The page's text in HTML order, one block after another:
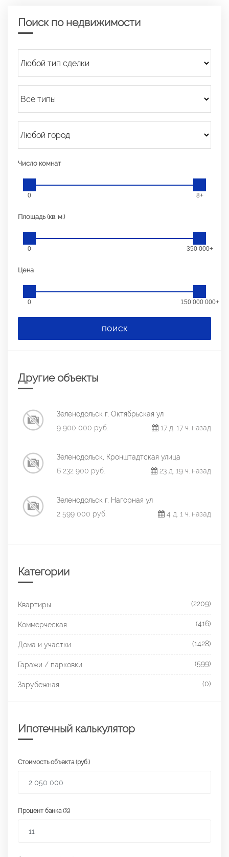
Поиск по недвижимости
Число комнат
0 8+
Площадь (кв. м.)
0 350 000+
Цена
0 150 000 000+
ПОИСК
Другие объекты
Зеленодольск г, Октябрьская ул
9 900 000 руб.
17 д. 17 ч. назад
Зеленодольск, Кронштадтская улица
6 232 900 руб.
23 д. 19 ч. назад
Зеленодольск г, Нагорная ул
2 599 000 руб.
4 д. 1 ч. назад
Категории
Квартиры (2209)
Коммерческая (416)
Дома и участки (1428)
Гаражи / парковки (599)
Зарубежная (0)
Ипотечный калькулятор
Стоимость объекта (руб.)
Процент банка (%)